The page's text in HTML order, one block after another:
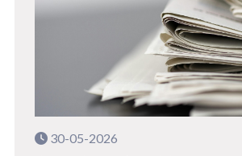
30-05-2026